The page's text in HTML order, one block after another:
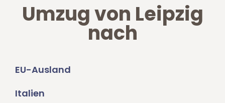
Umzug von Leipzig
nach
EU-Ausland
Italien